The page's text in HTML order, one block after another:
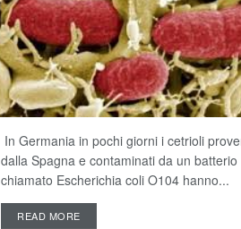
In Germania in pochi giorni i cetrioli
dalla Spagna e contaminati da un batterio
chiamato Escherichia coli O104 hanno...
READ MORE